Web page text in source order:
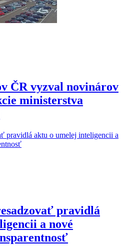
ČR vyzval novinárov
ministerstva
pravidlá
a nové